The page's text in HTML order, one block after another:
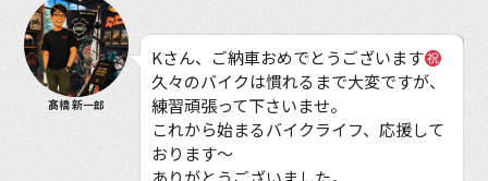
髙橋 新一郎
Kさん、ご納車おめでとうございます
久々のバイクは慣れるまで大変ですが、
練習頑張って下さいませ。
これから始まるバイクライフ、応援して
おります〜